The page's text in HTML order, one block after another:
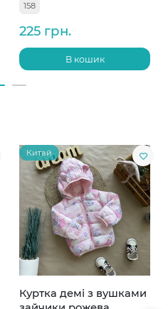
158
225 грн.
В кошик
Китай
Куртка демі з вушками